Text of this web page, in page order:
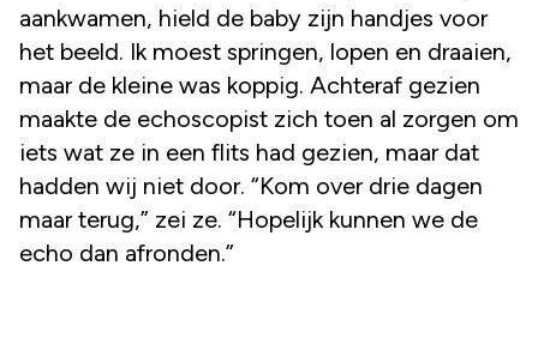
aankwamen, hield de baby zijn handjes voor
het beeld. Ik moest springen, lopen en draaien,
maar de kleine was koppig. Achteraf gezien
maakte de echoscopist zich toen al zorgen om
iets wat ze in een flits had gezien, maar dat
hadden wij niet door. “Kom over drie dagen
maar terug,” zei ze. “Hopelijk kunnen we de
echo dan afronden.”